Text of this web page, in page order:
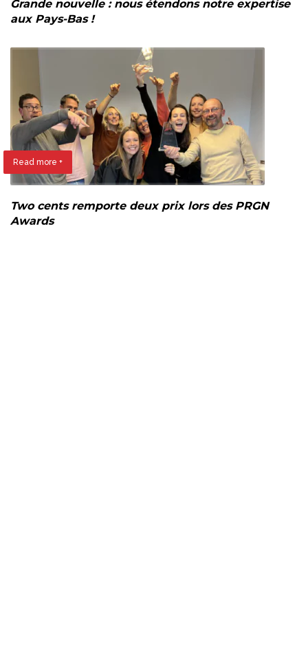
Grande nouvelle : nous étendons notre expertise
aux Pays-Bas !
Read more +
Two cents remporte deux prix lors des PRGN
Awards